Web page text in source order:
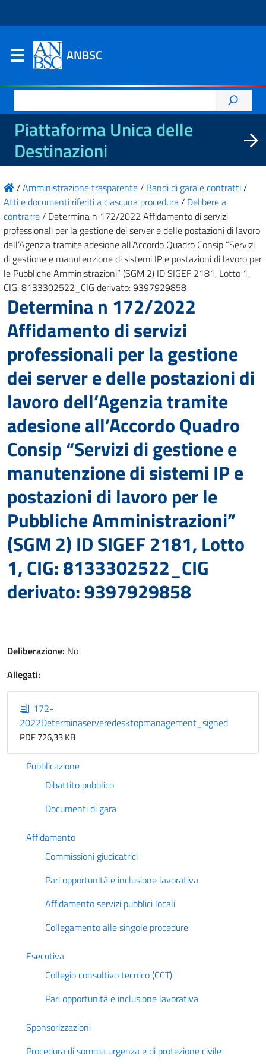
ANBSC
per:
Piattaforma Unica delle
Destinazioni
/Amministrazione trasparente/ Bandi di gara e contratti/
Atti e documenti riferiti a ciascuna procedura/ Delibere a
contrarre/ Determina n 172/2022 Affidamento di servizi
professionali per la gestione dei server e delle postazioni di lavoro
dell’Agenzia tramite adesione all’Accordo Quadro Consip “Servizi
di gestione e manutenzione di sistemi IP e postazioni di lavoro per
le Pubbliche Amministrazioni” (SGM 2) ID SIGEF 2181, Lotto 1,
CIG: 8133302522_CIG derivato: 9397929858
Determina n 172/2022
Affidamento di servizi
professionali per la gestione
dei server e delle postazioni di
lavoro dell’Agenzia tramite
adesione all’Accordo Quadro
Consip “Servizi di gestione e
manutenzione di sistemi IP e
postazioni di lavoro per le
Pubbliche Amministrazioni”
(SGM 2) ID SIGEF 2181, Lotto
1, CIG: 8133302522_CIG
derivato: 9397929858
Deliberazione: No
Allegati:
172-
2022Determinaserveredesktopmanagement_signed
PDF 726,33 KB
Pubblicazione
Dibattito pubblico
Documenti di gara
Affidamento
Commissioni giudicatrici
Pari opportunità e inclusione lavorativa
Affidamento servizi pubblici locali
Collegamento alle singole procedure
Esecutiva
Collegio consultivo tecnico (CCT)
Pari opportunità e inclusione lavorativa
Sponsorizzazioni
Procedura di somma urgenza e di protezione civile